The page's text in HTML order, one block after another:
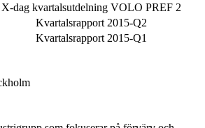
X-dag kvartalsutdelning VOLO PREF 2
Kvartalsrapport 2015-Q2
Kvartalsrapport 2015-Q1